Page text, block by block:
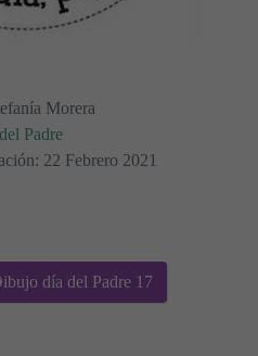
Morera
Padre
22 Febrero 2021
día del Padre 17